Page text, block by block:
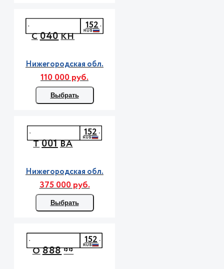
С040КН
152
Нижегородская обл.
110 000 руб.
Выбрать
Т001ВА
152
Нижегородская обл.
375 000 руб.
Выбрать
О888**
152